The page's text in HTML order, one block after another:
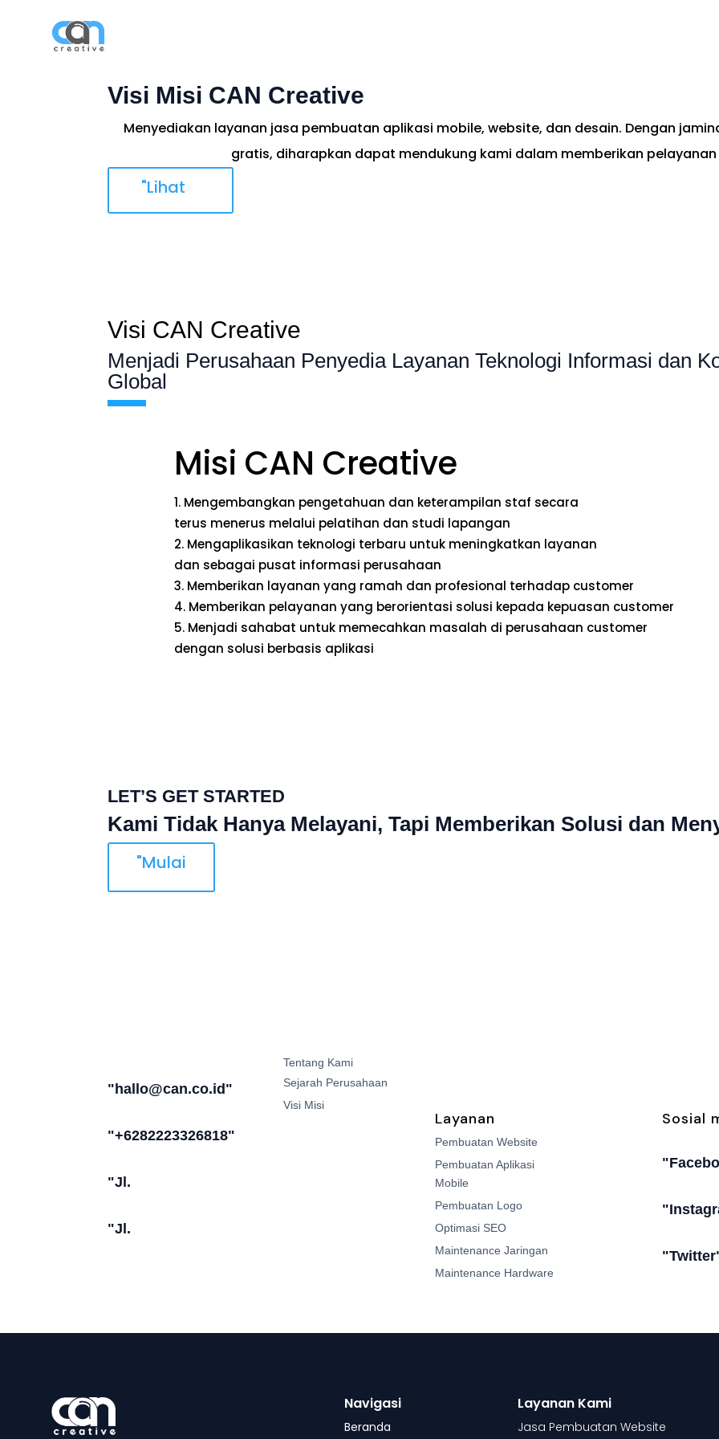
Visi Misi CAN Creative
Menyediakan layanan jasa pembuatan aplikasi mobile, website, dan desain. Dengan
gratis, diharapkan dapat mendukung kami dalam memberikan
"Lihat
Visi CAN Creative
Menjadi Perusahaan Penyedia Layanan Teknologi Informasi dan
Global
Misi CAN Creative
Mengembangkan pengetahuan dan keterampilan staf secara
terus menerus melalui pelatihan dan studi lapangan
Mengaplikasikan teknologi terbaru untuk meningkatkan layanan
dan sebagai pusat informasi perusahaan
Memberikan layanan yang ramah dan profesional terhadap customer
Memberikan pelayanan yang berorientasi solusi kepada kepuasan customer
Menjadi sahabat untuk memecahkan masalah di perusahaan customer
dengan solusi berbasis aplikasi
LET’S GET STARTED
Kami Tidak Hanya Melayani, Tapi Memberikan Solusi dan
"Mulai
"hallo@can.co.id"
"+6282223326818"
"Jl.
"Jl.
Tentang Kami
Sejarah Perusahaan
Visi Misi
Layanan
Pembuatan Website
Pembuatan Aplikasi
Mobile
Pembuatan Logo
Optimasi SEO
Maintenance Jaringan
Maintenance Hardware
Sosial
Navigasi
Beranda
Layanan Kami
Jasa Pembuatan Website